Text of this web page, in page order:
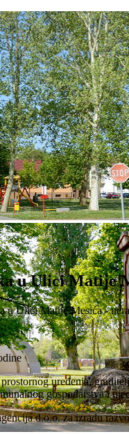
u Ulici Matije
u Ulici Matije Mesića -
uređenja,
gospodarstva i
d.o.o. za izradu